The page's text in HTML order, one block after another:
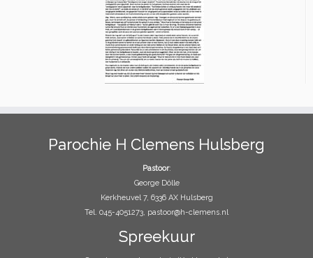
Parochie H Clemens Hulsberg
Pastoor:
George Dölle
Kerkheuvel 7, 6336 AX Hulsberg
Tel. 045-4051273, pastoor@h-clemens.nl
Spreekuur